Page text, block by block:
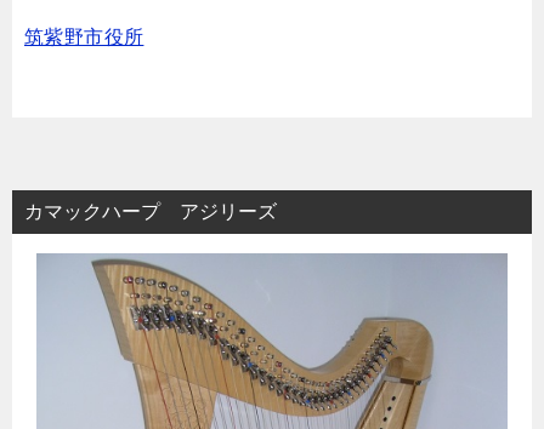
筑紫野市役所
カマックハープ アジリーズ